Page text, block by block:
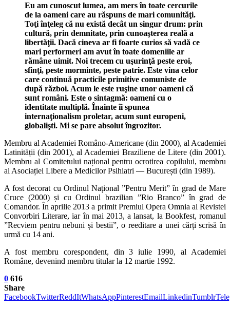
Eu am cunoscut lumea, am mers în toate cercurile
de la oameni care au răspuns de mari comunităţi.
Toţi înţeleg că nu există decât un singur drum: prin
cultură, prin demnitate, prin cunoaşterea reală a
libertăţii. Dacă cineva ar fi foarte curios să vadă ce
mari performeri am avut în toate domeniile ar
rămâne uimit. Noi trecem cu uşurinţă peste eroi,
sfinţi, peste morminte, peste patrie. Este vina celor
care continuă practicile primitive comuniste de
după război. Acum le este ruşine unor oameni că
sunt români. Este o sintagmă: oameni cu o
identitate multiplă. Înainte îi spunea
internaţionalism proletar, acum sunt europeni,
globalişti. Mi se pare absolut îngrozitor.
Membru al Academiei Româno-Americane (din 2000), al Academiei
Latinității (din 2001), al Academiei Braziliene de Litere (din 2001).
Membru al Comitetului național pentru ocrotirea copilului, membru
al Asociației Libere a Medicilor Psihiatri — București (din 1989).
A fost decorat cu Ordinul Național ”Pentru Merit” în grad de Mare
Cruce (2000) și cu Ordinul brazilian ”Rio Branco” în grad de
Comandor. În aprilie 2013 a primit Premiul Opera Omnia al Revistei
Convorbiri Literare, iar în mai 2013, a lansat, la Bookfest, romanul
”Recviem pentru nebuni și bestii”, o reeditare a unei cărți scrisă în
urmă cu 14 ani.
A fost membru corespondent, din 3 iulie 1990, al Academiei
Române, devenind membru titular la 12 martie 1992.
0 616
Share
FacebookTwitterReddItWhatsAppPinterestEmailLinkedinTumblr